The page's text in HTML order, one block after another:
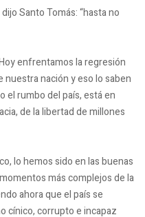
Santo Tomás: “hasta no
enfrentamos la regresión
nación y eso lo saben
el rumbo del país, está en
de la libertad de millones
lo hemos sido en las buenas
más complejos de la
ahora que el país se
cínico, corrupto e incapaz